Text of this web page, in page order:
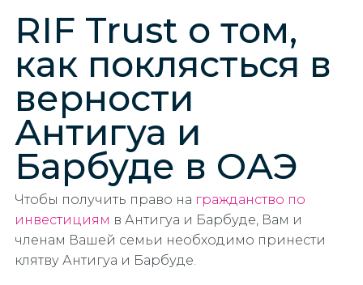
RIF Trust о том,
как поклясться в
верности
Антигуа и
Барбуде в ОАЭ
Чтобы получить право на гражданство по
инвестициям в Антигуа и Барбуде, Вам и
членам Вашей семьи необходимо принести
клятву Антигуа и Барбуде.